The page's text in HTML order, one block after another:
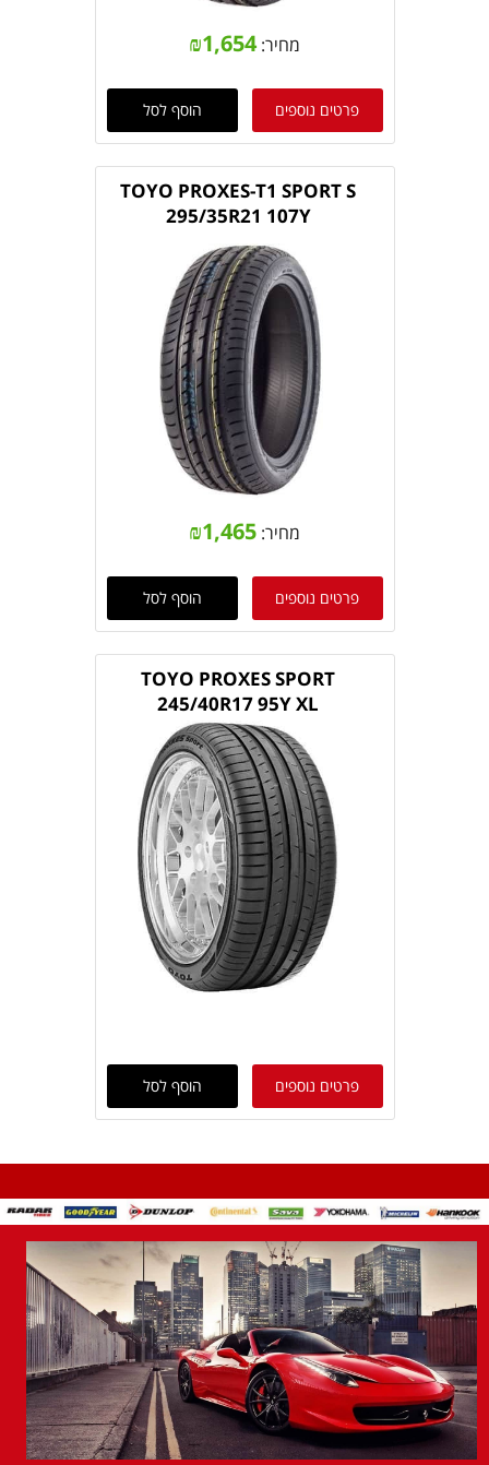
מחיר: ₪1,654
פרטים נוספים הוסף לסל
TOYO PROXES-T1 SPORT S
295/35R21 107Y
מחיר: ₪1,465
פרטים נוספים הוסף לסל
TOYO PROXES SPORT
245/40R17 95Y XL
פרטים נוספים הוסף לסל